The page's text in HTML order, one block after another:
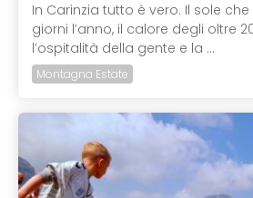
In Carinzia tutto è vero. Il sole
giorni l’anno, il calore degli oltre
l’ospitalità della gente e la ...
Montagna Estate